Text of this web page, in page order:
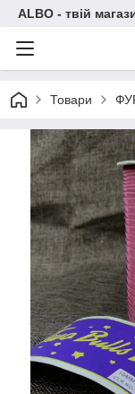
ALBO - твій
Товари